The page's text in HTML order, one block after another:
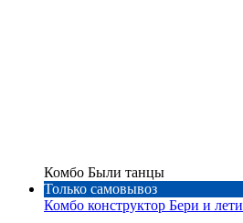
Комбо Были танцы
Только самовывоз
Комбо конструктор Бери и лети